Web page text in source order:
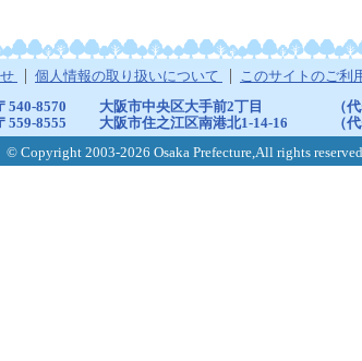
個人情報の取り扱いについて このサイトのご利
540-8570 大阪市中央区大手前2丁目
（
559-8555 大阪市住之江区南港北1-14-16
（
© Copyright 2003-2026 Osaka Prefecture,All rights reserved.